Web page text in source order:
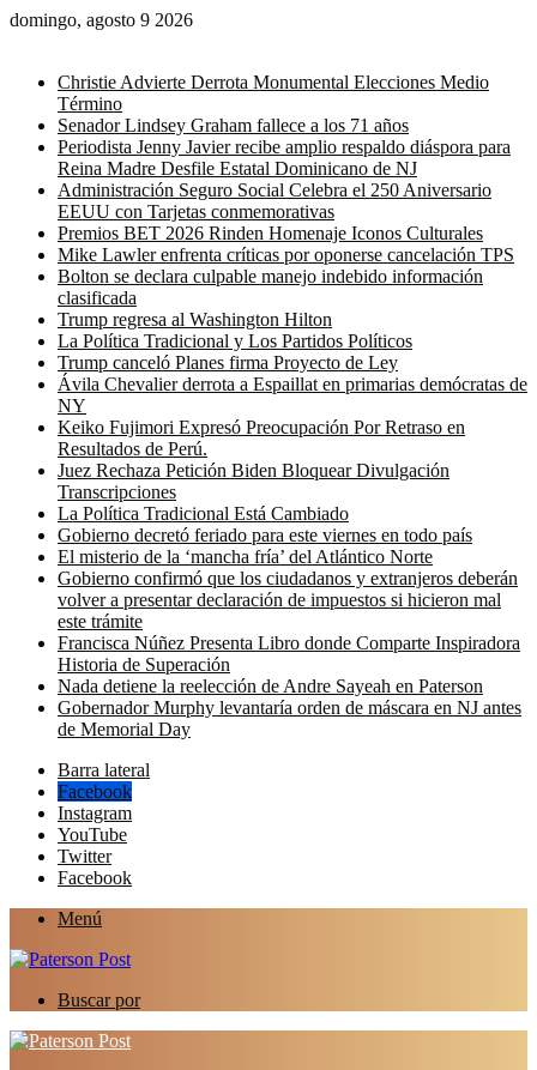
domingo, agosto 9 2026
Christie Advierte Derrota Monumental Elecciones Medio
Término
Senador Lindsey Graham fallece a los 71 años
Periodista Jenny Javier recibe amplio respaldo diáspora para
Reina Madre Desfile Estatal Dominicano de NJ
Administración Seguro Social Celebra el 250 Aniversario
EEUU con Tarjetas conmemorativas
Premios BET 2026 Rinden Homenaje Iconos Culturales
Mike Lawler enfrenta críticas por oponerse cancelación TPS
Bolton se declara culpable manejo indebido información
clasificada
Trump regresa al Washington Hilton
La Política Tradicional y Los Partidos Políticos
Trump canceló Planes firma Proyecto de Ley
Ávila Chevalier derrota a Espaillat en primarias demócratas de
NY
Keiko Fujimori Expresó Preocupación Por Retraso en
Resultados de Perú.
Juez Rechaza Petición Biden Bloquear Divulgación
Transcripciones
La Política Tradicional Está Cambiado
Gobierno decretó feriado para este viernes en todo país
El misterio de la ‘mancha fría’ del Atlántico Norte
Gobierno confirmó que los ciudadanos y extranjeros deberán
volver a presentar declaración de impuestos si hicieron mal
este trámite
Francisca Núñez Presenta Libro donde Comparte Inspiradora
Historia de Superación
Nada detiene la reelección de Andre Sayeah en Paterson
Gobernador Murphy levantaría orden de máscara en NJ antes
de Memorial Day
Barra lateral
Facebook
Instagram
YouTube
Twitter
Facebook
Menú
Buscar por